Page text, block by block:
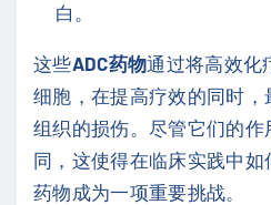
白。
这些ADC药物通过将高效化
细胞，在提高疗效的同时
组织的损伤。尽管它们的
同，这使得在临床实践中
药物成为一项重要挑战。